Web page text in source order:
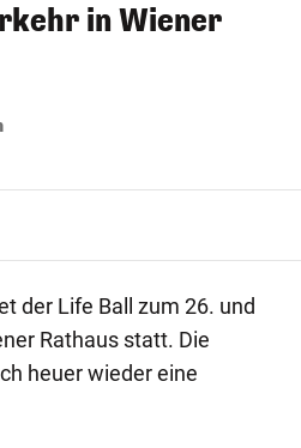
in Wiener
der Life Ball zum 26. und
Rathaus statt. Die
heuer wieder eine